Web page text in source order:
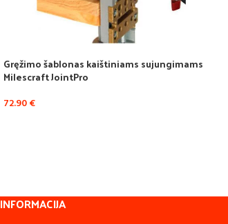
Gręžimo šablonas kaištiniams sujungimams
Milescraft JointPro
72.90€
INFORMACIJA